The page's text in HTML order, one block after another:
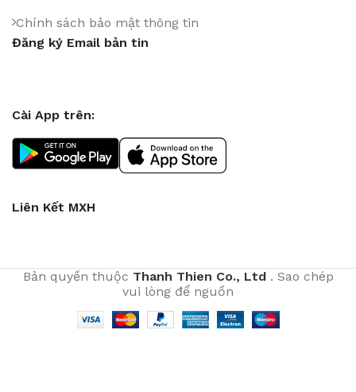
Chính sách bảo mật thông tin
Đăng ký Email bản tin
Cài App trên:
Liên Kết MXH
Bản quyền thuộc Thanh Thien Co., Ltd. Sao chép
vui lòng để nguồn